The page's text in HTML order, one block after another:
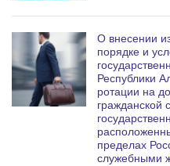
О внесении
порядке и
Республики
ротации на
гражданской
пределах
служебными